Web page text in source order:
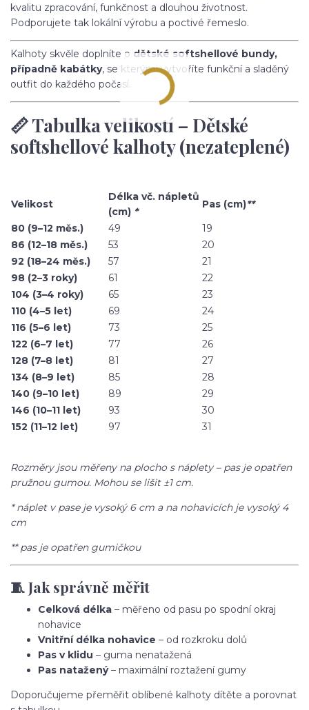
kvalitu zpracování, funkčnost a dlouhou životnost.
Podporujete tak lokální výrobu a poctivé řemeslo.
Kalhoty skvěle doplníte o dětské softshellové bundy,
případně kabátky, se kterými vytvoříte funkční a sladěný
outfit do každého počasí.
📏 Tabulka velikostí – Dětské
softshellové kalhoty (nezateplené)
Velikost
Délka vč. nápletů
(cm) *
Pas (cm)**
80 (9–12 měs.)
49
19
86 (12–18 měs.)
53
20
92 (18–24 měs.)
57
21
98 (2–3 roky)
61
22
104 (3–4 roky)
65
23
110 (4–5 let)
69
24
116 (5–6 let)
73
25
122 (6–7 let)
77
26
128 (7–8 let)
81
27
134 (8–9 let)
85
28
140 (9–10 let)
89
29
146 (10–11 let)
93
30
152 (11–12 let)
97 31
Rozměry jsou měřeny na plocho s náplety – pas je opatřen
pružnou gumou. Mohou se lišit ±1 cm.
* náplet v pase je vysoký 6 cm a na nohavicích je vysoký 4
cm
** pas je opatřen gumičkou
🧵 Jak správně měřit
Celková délka – měřeno od pasu po spodní okraj
nohavice
Vnitřní délka nohavice – od rozkroku dolů
Pas v klidu – guma nenatažená
Pas natažený– maximální roztažení gumy
Doporučujeme přeměřit oblíbené kalhoty dítěte a porovnat